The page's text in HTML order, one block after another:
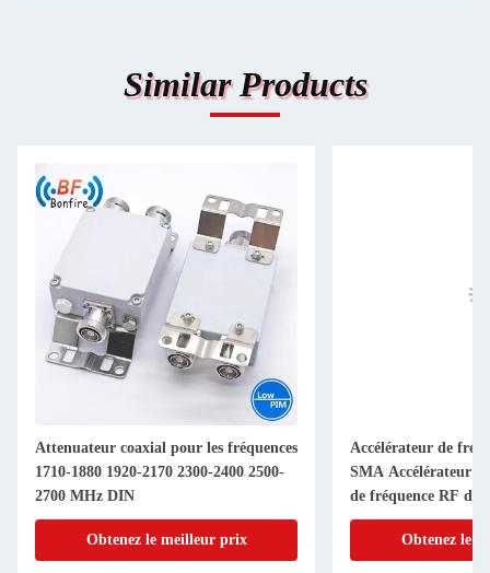
Similar Products
Attenuateur coaxial pour les fréquences
1710-1880 1920-2170 2300-2400 2500-
2700 MHz DIN
Obtenez le meilleur prix
Accélérateur de
SMA Accélérateur
de fréquence RF de
Connecteur 1-40dB
Obtenez le